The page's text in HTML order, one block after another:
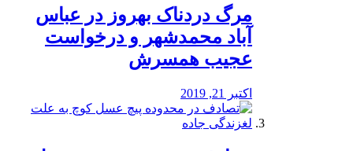
مرگ دردناک بهروز در عباس
آباد محمدشهر و درخواست
عجیب همسرش
اکتبر 21, 2019